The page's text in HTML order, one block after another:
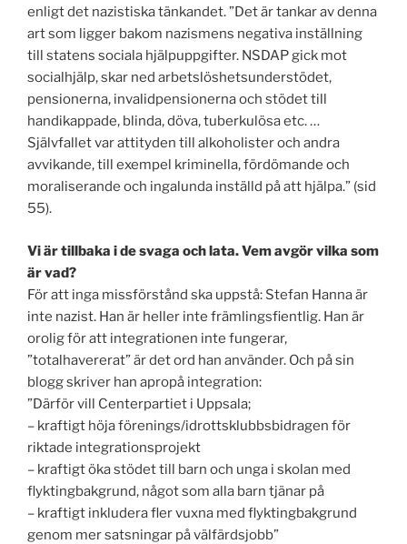
enligt det nazistiska tänkandet. ”Det är tankar av denna
art som ligger bakom nazismens negativa inställning
till statens sociala hjälpuppgifter. NSDAP gick mot
socialhjälp, skar ned arbetslöshetsunderstödet,
pensionerna, invalidpensionerna och stödet till
handikappade, blinda, döva, tuberkulösa etc. …
Självfallet var attityden till alkoholister och andra
avvikande, till exempel kriminella, fördömande och
moraliserande och ingalunda inställd på att hjälpa.” (sid
55).
Vi är tillbaka i de svaga och lata. Vem avgör vilka som
är vad?
För att inga missförstånd ska uppstå: Stefan Hanna är
inte nazist. Han är heller inte främlingsfientlig. Han är
orolig för att integrationen inte fungerar,
”totalhavererat” är det ord han använder. Och på sin
blogg skriver han apropå integration:
”Därför vill Centerpartiet i Uppsala;
– kraftigt höja förenings/idrottsklubbsbidragen för
riktade integrationsprojekt
– kraftigt öka stödet till barn och unga i skolan med
flyktingbakgrund, något som alla barn tjänar på
– kraftigt inkludera fler vuxna med flyktingbakgrund
genom mer satsningar på välfärdsjobb”